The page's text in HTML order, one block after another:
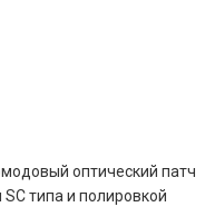
оптический патч
типа и полировкой